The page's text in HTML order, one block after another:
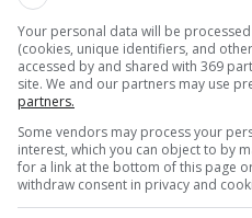
Islami para
ndërsa urdhrin për
Kashtanjeva, po
për publikimin e
Your personal data will be
(cookies, unique identifiers, and
accessed by and shared with 369
site. We and our partners may use
partners.
Some vendors may process your
interest, which you can object to by
for a link at the bottom of this page
withdraw consent in privacy and